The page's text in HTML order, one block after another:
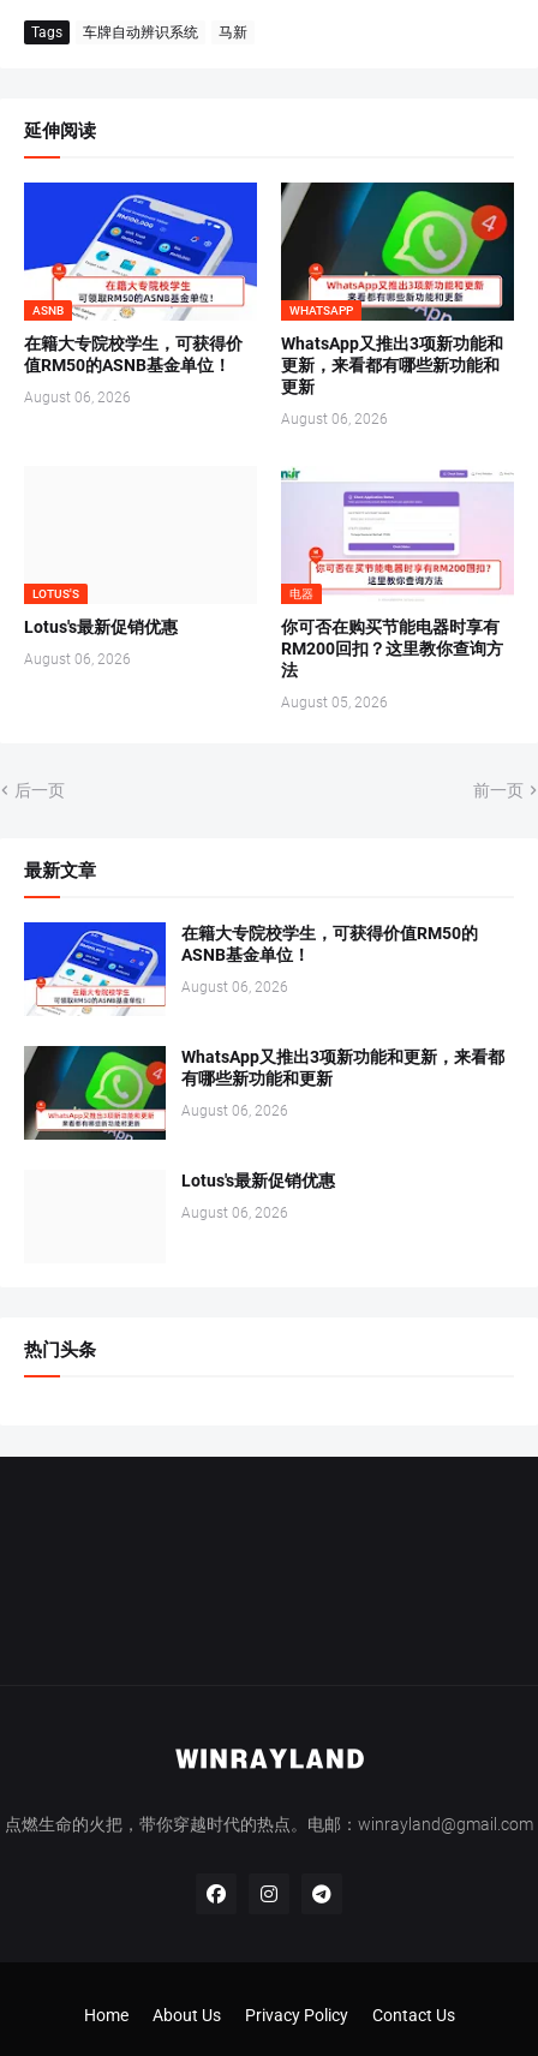
Tags 车牌自动辨识系统 马新
延伸阅读
ASNB
在籍大专院校学生，可获得价
值RM50的ASNB基金单位！
August 06, 2026
WHATSAPP
WhatsApp又推出3项新功能和
更新，来看都有哪些新功能和
更新
August 06, 2026
LOTUS'S
Lotus's最新促销优惠
August 06, 2026
电器
你可否在购买节能电器时享有
RM200回扣？这里教你查询方
法
August 05, 2026
后一页 前一页
最新文章
在籍大专院校学生，可获得价值RM50的
ASNB基金单位！
August 06, 2026
WhatsApp又推出3项新功能和更新，来看都
有哪些新功能和更新
August 06, 2026
Lotus's最新促销优惠
August 06, 2026
热门头条
点燃生命的火把，带你穿越时代的热点。电邮：winrayland@gmail.com
Home About Us Privacy Policy Contact Us